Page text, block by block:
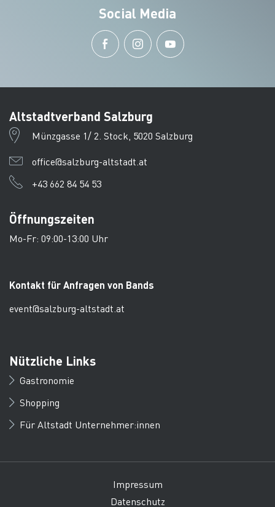
Social Media
Altstadtverband Salzburg
Münzgasse 1/ 2. Stock, 5020 Salzburg
office@salzburg-altstadt.at
+43 662 84 54 53
Öffnungszeiten
Mo-Fr: 09:00-13:00 Uhr
Kontakt für Anfragen von Bands
event@salzburg-altstadt.at
Nützliche Links
Gastronomie
Shopping
Für Altstadt Unternehmer:innen
Impressum
Datenschutz